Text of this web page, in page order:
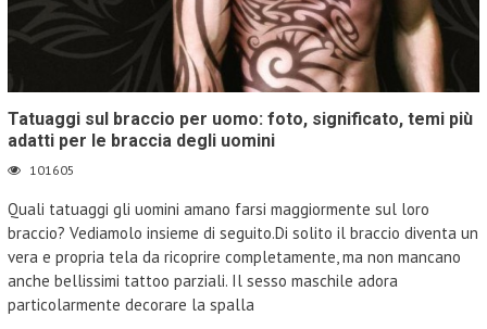
Tatuaggi sul braccio per uomo: foto, significato, temi più
adatti per le braccia degli uomini
101605
Quali tatuaggi gli uomini amano farsi maggiormente sul loro
braccio? Vediamolo insieme di seguito.Di solito il braccio diventa un
vera e propria tela da ricoprire completamente, ma non mancano
anche bellissimi tattoo parziali. Il sesso maschile adora
particolarmente decorare la spalla